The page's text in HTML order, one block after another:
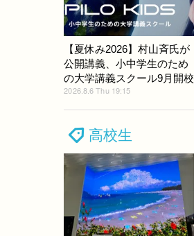
【夏休み2026】村山斉氏が
公開講義、小中学生のため
の大学講義スクール9月開校
2026.8.6 Thu 19:15
高校生